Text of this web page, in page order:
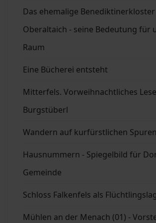
Das ehemalige Benediktinerkloster
Oberaltaich - seine Bedeutung für
Raum
Eine Bücherei entsteht
Mitterfels. Vorweihnachtliches
Burgstüberl
Wandern auf kurfürstlichen Spuren
Hausnummern - Spiegelbild für
Gemeinde
Schloss Falkenfels als
Mühlen an der Menach (01) -